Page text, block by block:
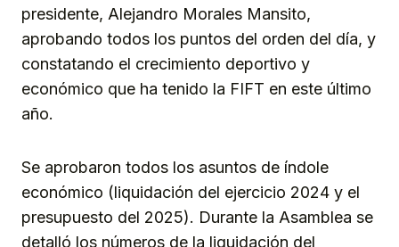
presidente, Alejandro Morales Mansito,
aprobando todos los puntos del orden del día, y
constatando el crecimiento deportivo y
económico que ha tenido la FIFT en este último
año.
Se aprobaron todos los asuntos de índole
económico (liquidación del ejercicio 2024 y el
presupuesto del 2025). Durante la Asamblea se
detalló los números de la liquidación del